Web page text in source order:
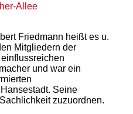
Allee
Friedmann heißt es u.
Mitgliedern der
und war ein
Seine
zuzuordnen.